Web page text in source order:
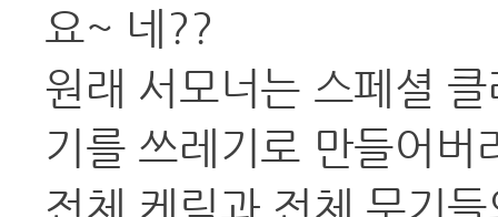
요~ 네??
원래 서모너는 스페셜
기를 쓰레기로 만들어
전체 케릭과 전체 무기